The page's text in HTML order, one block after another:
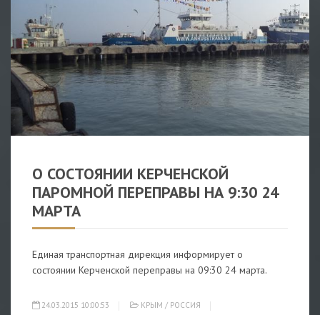
О СОСТОЯНИИ КЕРЧЕНСКОЙ
ПАРОМНОЙ ПЕРЕПРАВЫ НА 9:30 24
МАРТА
Единая транспортная дирекция информирует о
состоянии Керченской переправы на 09:30 24 марта.
24.03.2015 10:00:53 КРЫМ / РОССИЯ